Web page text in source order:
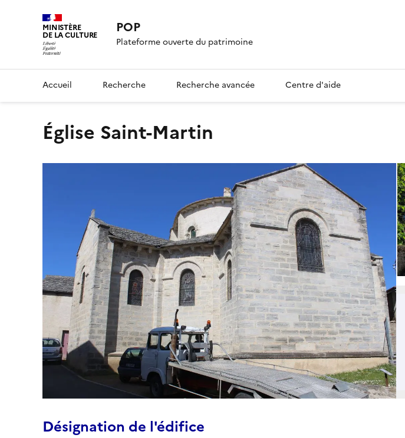
MINISTÈRE
DE LA CULTURE POP
Plateforme ouverte du patrimoine
Accueil Recherche Recherche avancée Centre d'aide
Église Saint-Martin
Désignation de l'édifice